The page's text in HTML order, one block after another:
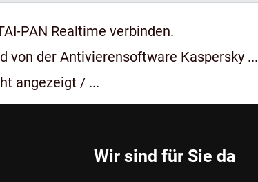
PAN Realtime verbinden.
von der Antivierensoftware Kaspersky ...
angezeigt / ...
Wir sind für Sie da